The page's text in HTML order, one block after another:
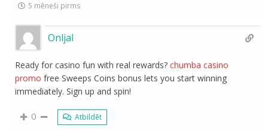
5 mēneši pirms
Onljal
Ready for casino fun with real rewards?chumba casino
promo free Sweeps Coins bonus lets you start winning
immediately. Sign up and spin!
0 Atbildēt